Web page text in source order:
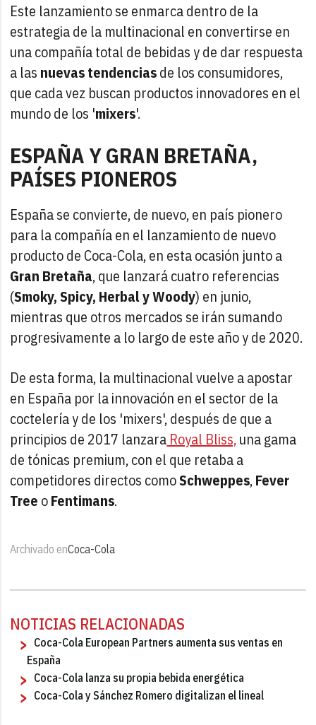
Este lanzamiento se enmarca dentro de la
estrategia de la multinacional en convertirse en
una compañía total de bebidas y de dar respuesta
a las nuevas tendenciasde los consumidores,
que cada vez buscan productos innovadores en el
mundo de los 'mixers'.
ESPAÑA Y GRAN BRETAÑA,
PAÍSES PIONEROS
España se convierte, de nuevo, en país pionero
para la compañía en el lanzamiento de nuevo
producto de Coca-Cola, en esta ocasión junto a
Gran Bretaña, que lanzará cuatro referencias
(Smoky, Spicy, Herbal y Woody) en junio,
mientras que otros mercados se irán sumando
progresivamente a lo largo de este año y de 2020.
De esta forma, la multinacional vuelve a apostar
en España por la innovación en el sector de la
coctelería y de los 'mixers', después de que a
principios de 2017 lanzara Royal Bliss,una gama
de tónicas premium, con el que retaba a
competidores directos comoSchweppes,Fever
Tree oFentimans.
Archivado enCoca-Cola
NOTICIAS RELACIONADAS
Coca-Cola European Partners aumenta sus ventas en
España
Coca-Cola lanza su propia bebida energética
Coca-Cola y Sánchez Romero digitalizan el lineal